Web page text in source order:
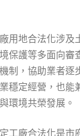
用地合法化涉及
保護等多面向審
制，協助業者逐
穩定經營，也能
環境共榮發展。
工廠合法化是市